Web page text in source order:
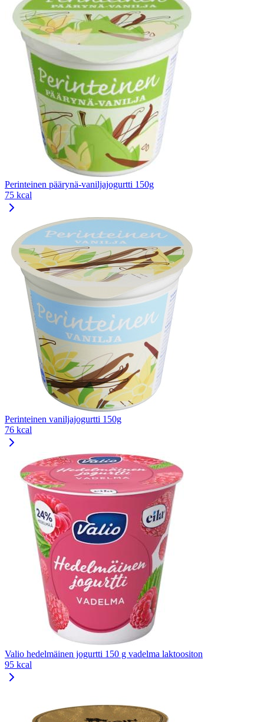
Perinteinen päärynä-vaniljajogurtti 150g
75 kcal
Perinteinen vaniljajogurtti 150g
76 kcal
Valio hedelmäinen jogurtti 150 g vadelma laktoositon
95 kcal